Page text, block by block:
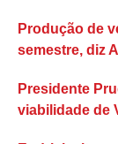
Produção de
semestre, diz
Presidente
viabilidade de